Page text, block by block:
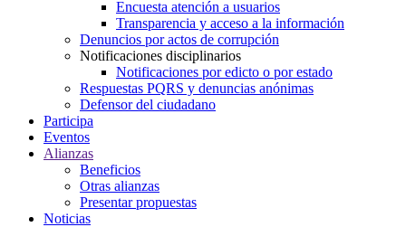
Encuesta atención a usuarios
Transparencia y acceso a la información
Denuncios por actos de corrupción
Notificaciones disciplinarios
Notificaciones por edicto o por estado
Respuestas PQRS y denuncias anónimas
Defensor del ciudadano
Participa
Eventos
Alianzas
Beneficios
Otras alianzas
Presentar propuestas
Noticias